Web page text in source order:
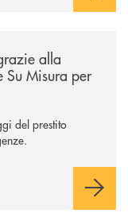
alla
Su Misura per
del prestito